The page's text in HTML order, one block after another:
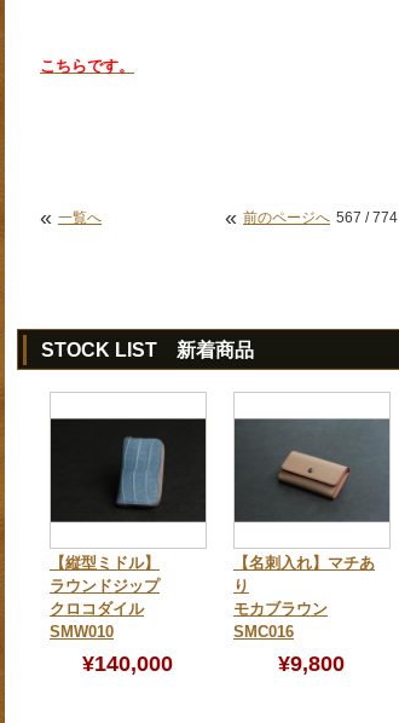
こちらです。
« 一覧へ « 前のページへ 567 / 774
STOCK LIST 新着商品
【縦型ミドル】
ラウンドジップ
クロコダイル
SMW010
¥140,000
【名刺入れ】マチあ
り
モカブラウン
SMC016
¥9,800